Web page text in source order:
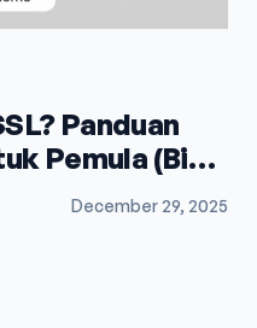
Panduan
Pemula (Biar
December 29, 2025